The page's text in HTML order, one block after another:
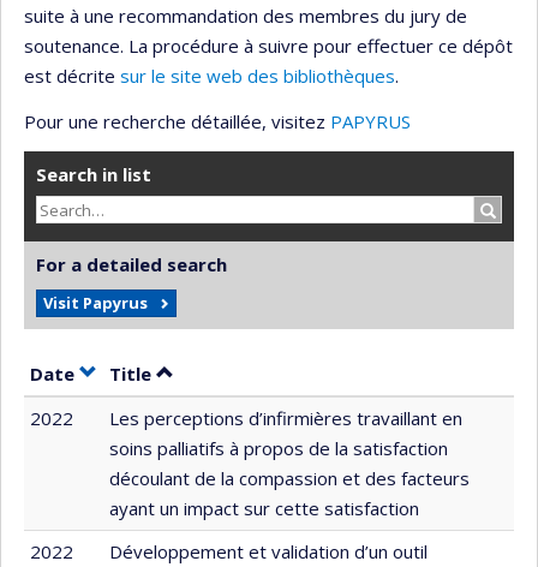
suite à une recommandation des membres du jury de
soutenance. La procédure à suivre pour effectuer ce dépôt
est décrite sur le site web des bibliothèques.
Pour une recherche détaillée, visitez PAPYRUS
Search in list
For a detailed search
Visit Papyrus
Date Sort by date in ascending order
Title Sort by title in ascending order
2022
Les perceptions d’infirmières travaillant en
soins palliatifs à propos de la satisfaction
découlant de la compassion et des facteurs
ayant un impact sur cette satisfaction
2022
Développement et validation d’un outil